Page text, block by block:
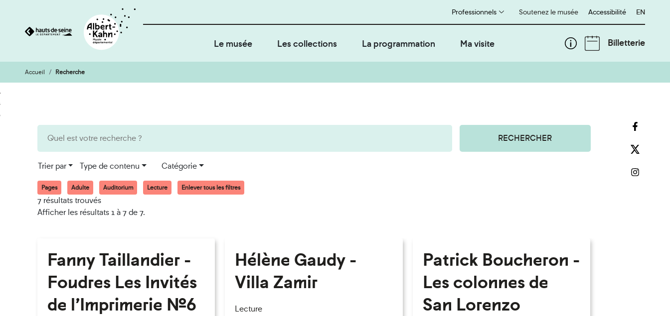
Aller
au
contenu
Aller
à
la
Soutenez le musée
Professionnels Accessibilité English
EN
Le musée Les collections La programmation Ma visite Billetterie
Accueil Recherche
RECHERCHER
Trier par Type de contenu Catégorie
Pages Adulte Auditorium Lecture Enlever tous les filtres
7 résultats trouvés
Afficher les résultats 1 à 7 de 7.
Fanny Taillandier -
Foudres Les Invités
de l’Imprimerie n°6
Hélène Gaudy -
Villa Zamir
Lecture
Patrick Boucheron -
Les colonnes de
San Lorenzo